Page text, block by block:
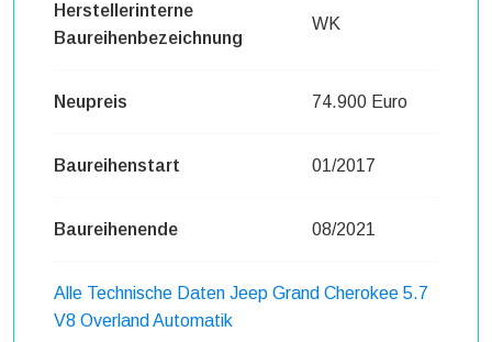
Herstellerinterne
Baureihenbezeichnung
WK
Neupreis 74.900 Euro
Baureihenstart 01/2017
Baureihenende 08/2021
Alle Technische Daten Jeep Grand Cherokee 5.7
V8 Overland Automatik